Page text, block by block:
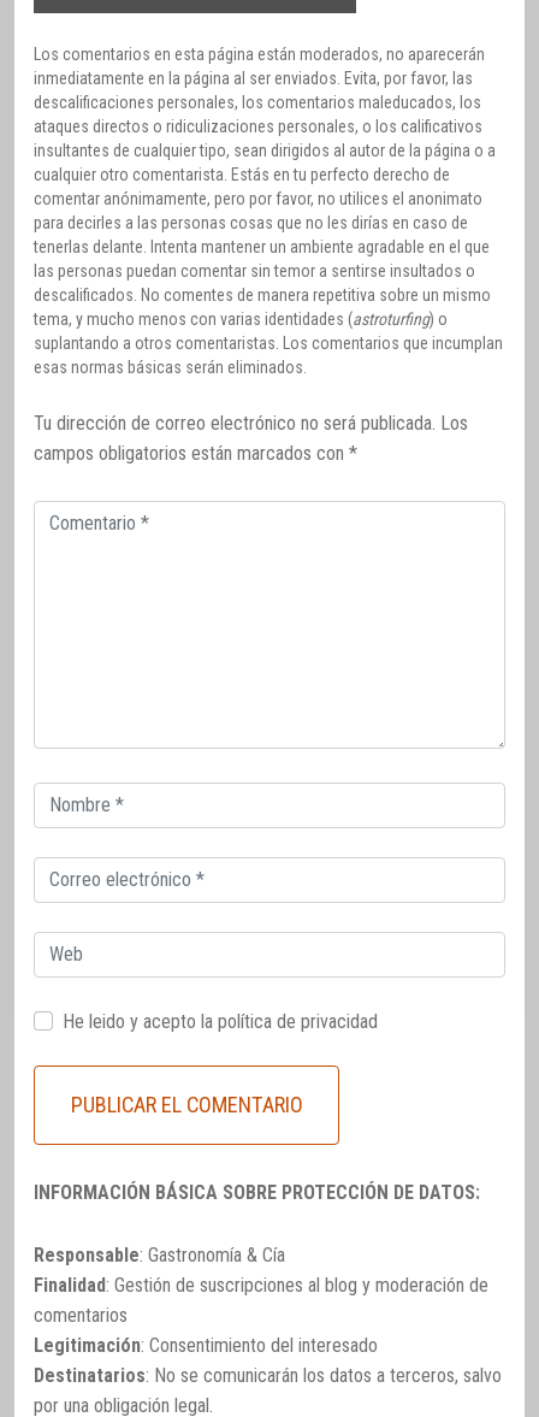
Los comentarios en esta página están moderados, no aparecerán
inmediatamente en la página al ser enviados. Evita, por favor, las
descalificaciones personales, los comentarios maleducados, los
ataques directos o ridiculizaciones personales, o los calificativos
insultantes de cualquier tipo, sean dirigidos al autor de la página o a
cualquier otro comentarista. Estás en tu perfecto derecho de
comentar anónimamente, pero por favor, no utilices el anonimato
para decirles a las personas cosas que no les dirías en caso de
tenerlas delante. Intenta mantener un ambiente agradable en el que
las personas puedan comentar sin temor a sentirse insultados o
descalificados. No comentes de manera repetitiva sobre un mismo
tema, y mucho menos con varias identidades (astroturfing) o
suplantando a otros comentaristas. Los comentarios que incumplan
esas normas básicas serán eliminados.
Tu dirección de correo electrónico no será publicada. Los
campos obligatorios están marcados con *
Comentario
Correo
electrónico
Correo
electrónico
Web
He leido y acepto la política de privacidad
INFORMACIÓN BÁSICA SOBRE PROTECCIÓN DE DATOS:
Responsable: Gastronomía & Cía
Finalidad: Gestión de suscripciones al blog y moderación de
comentarios
Legitimación: Consentimiento del interesado
Destinatarios: No se comunicarán los datos a terceros, salvo
por una obligación legal.